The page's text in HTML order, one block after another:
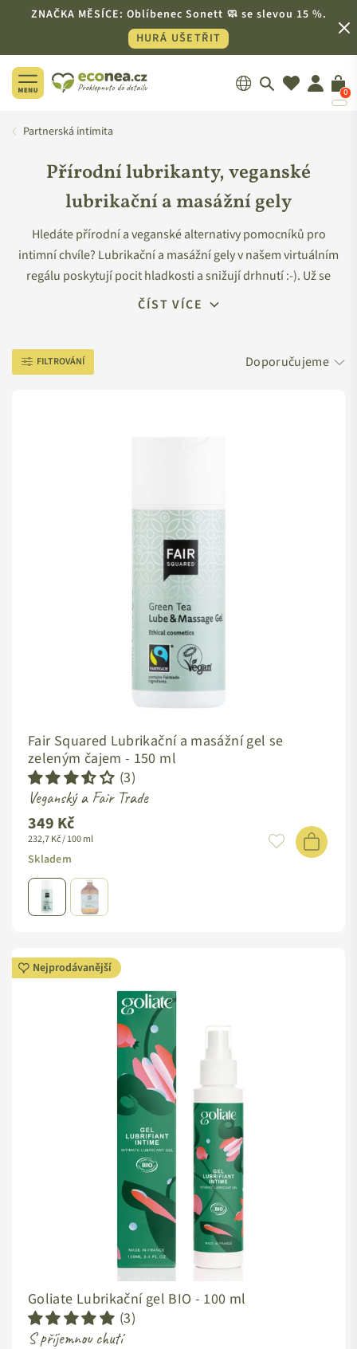
ZNAČKA MĚSÍCE: Oblíbenec Sonett 🧼 se slevou 15 %.
HURÁ UŠETŘIT
0
Partnerská intimita
Přírodní lubrikanty, veganské
lubrikační a masážní gely
Hledáte přírodní a veganské alternativy pomocníků pro
intimní chvíle? Lubrikační a masážní gely v našem virtuálním
regálu poskytují pocit hladkosti a snižují drhnutí :-). Už se
nemusíte obávat o svou pokožku, ani o nic jiného. Přírodní
ČÍST VÍCE
FILTROVÁNÍ
Fair Squared Lubrikační a masážní gel se
zeleným čajem - 150 ml
(3)
Veganský a Fair Trade
349 Kč
232,7 Kč / 100 ml
Skladem
Nejprodávanější
Goliate Lubrikační gel BIO - 100 ml
(3)
S příjemnou chutí